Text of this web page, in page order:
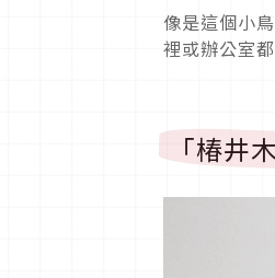
像是這個小
裡或辦公室
「椿井